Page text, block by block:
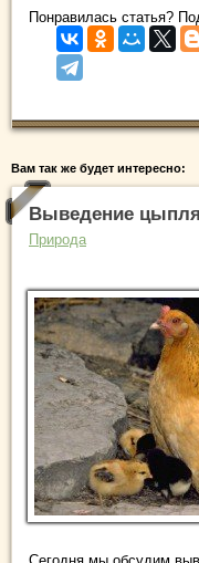
Понравилась статья?
Вам так же будет интересно:
Выведение
Природа